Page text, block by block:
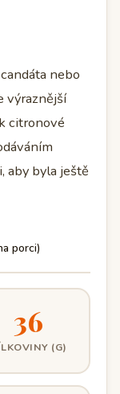
nebo
výraznější
citronové
aby byla ještě
porci)
36
(G)